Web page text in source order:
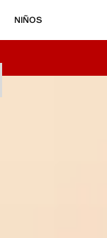
NIÑOS